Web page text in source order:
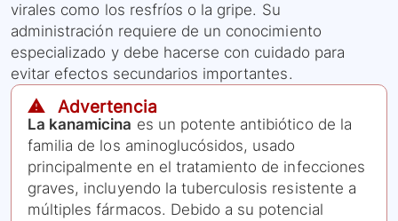
virales como los resfríos o la gripe. Su
administración requiere de un conocimiento
especializado y debe hacerse con cuidado para
evitar efectos secundarios importantes.
⚠️ Advertencia
La kanamicina es un potente antibiótico de la
familia de los aminoglucósidos, usado
principalmente en el tratamiento de infecciones
graves, incluyendo la tuberculosis resistente a
múltiples fármacos. Debido a su potencial